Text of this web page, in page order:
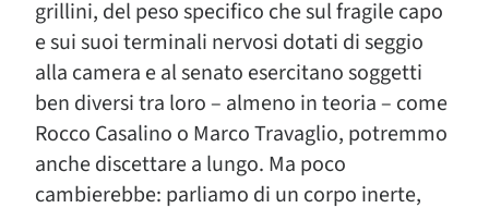
grillini, del peso specifico che sul fragile capo
e sui suoi terminali nervosi dotati di seggio
alla camera e al senato esercitano soggetti
ben diversi tra loro – almeno in teoria – come
Rocco Casalino o Marco Travaglio, potremmo
anche discettare a lungo. Ma poco
cambierebbe: parliamo di un corpo inerte,